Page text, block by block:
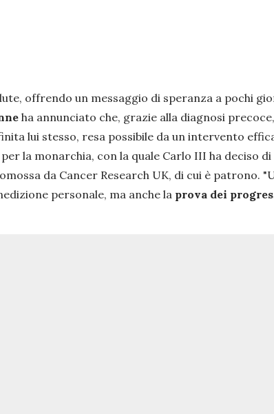
offrendo un messaggio di speranza a pochi
ha annunciato che, grazie alla diagnosi
lui stesso, resa possibile da un intervento
la monarchia, con la quale Carlo III ha deciso
da Cancer Research UK, di cui è patrono.
personale, ma anche la prova dei